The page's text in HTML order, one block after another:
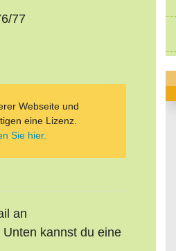
77
Webseite und
eine Lizenz.
Sie hier.
an
kannst du eine